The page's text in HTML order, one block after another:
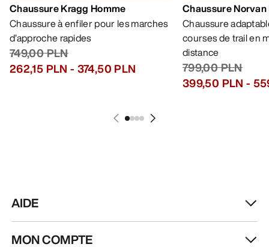
Chaussure Kragg Homme
Chaussure à enfiler pour les marches
d’approche rapides
749,00 PLN
262,15 PLN - 374,50 PLN
Chaussure
Chaussure
courses de trail en
distance
799,00 PLN
399,50 PLN -
AIDE
MON COMPTE